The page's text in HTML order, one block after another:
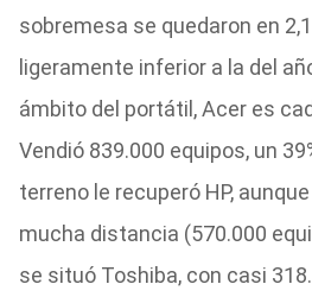
sobremesa se quedaron en
ligeramente inferior a la del
ámbito del portátil, Acer es
Vendió 839.000 equipos, un
terreno le recuperó HP,
mucha distancia (570.000
se situó Toshiba, con casi